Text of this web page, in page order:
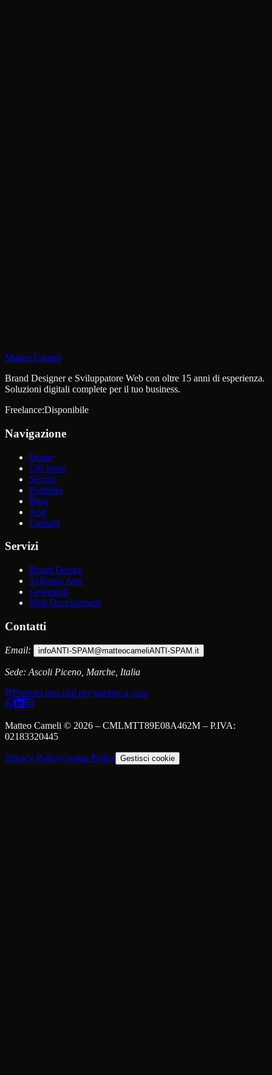
Matteo Cameli
Brand Designer e Sviluppatore Web con oltre 15 anni di esperienza.
Soluzioni digitali complete per il tuo business.
Freelance:Disponibile
Navigazione
Home
Chi Sono
Servizi
Portfolio
Blog
App
Contatti
Servizi
Brand Design
Sviluppo App
Gestionali
Web Development
Contatti
Email: infoANTI-SPAM @matteocameliANTI-SPAM .it
Sede:Ascoli Piceno, Marche, Italia
Prenota una call per parlare a voce
Matteo Cameli © 2026 – CMLMTT89E08A462M – P.IVA:
02183320445
Privacy PolicyCookie Policy Gestisci cookie